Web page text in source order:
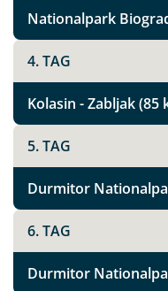
Nationalpark
4. TAG
Kolasin - Zabljak (85
5. TAG
Durmitor
6. TAG
Durmitor